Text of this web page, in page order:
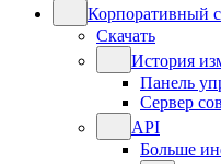
Корпоративный
Скачать
История
Панель
Сервер
API
Больше